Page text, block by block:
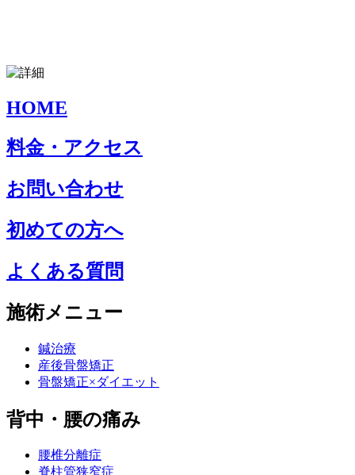
HOME
料金・アクセス
お問い合わせ
初めての方へ
よくある質問
施術メニュー
鍼治療
産後骨盤矯正
骨盤矯正×ダイエット
背中・腰の痛み
腰椎分離症
脊柱管狭窄症